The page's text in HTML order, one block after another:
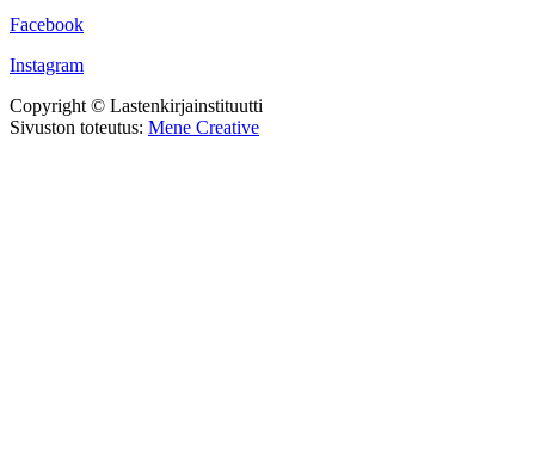
Facebook
Instagram
Copyright © Lastenkirjainstituutti
Sivuston toteutus: Mene Creative